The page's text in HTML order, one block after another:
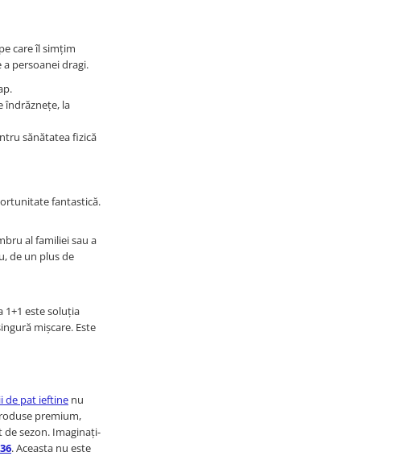
care îl simțim
persoanei dragi.
îndrăznețe, la
sănătatea fizică
fantastică.
al familiei sau a
de un plus de
1+1 este soluția
mișcare. Este
de pat ieftine nu
premium,
sezon. Imaginați-
. Aceasta nu este